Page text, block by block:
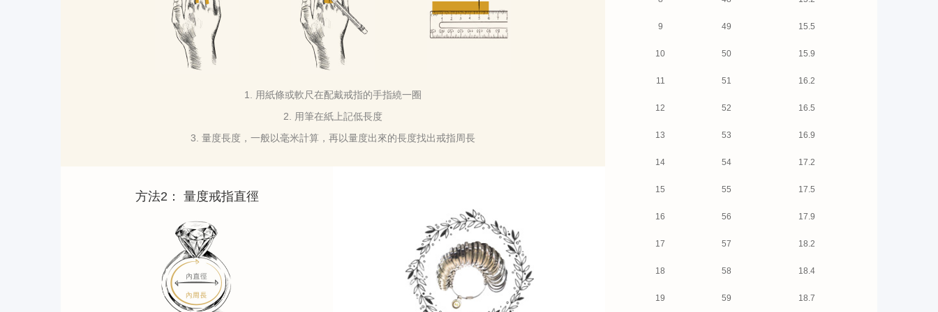
1. 用紙條或軟尺在配戴戒指的手指繞一圈
2. 用筆在紙上記低長度
3. 量度長度，一般以毫米計算，再以量度出來的長度找出戒指周長
方法2： 量度戒指直徑
9 49 15.5
10 50 15.9
11 51 16.2
12 52 16.5
13 53 16.9
14 54 17.2
15 55 17.5
16 56 17.9
17 57 18.2
18 58 18.4
19 59 18.7